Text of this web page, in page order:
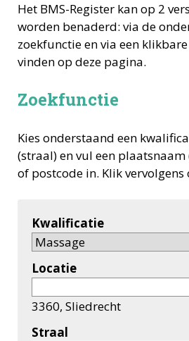
Het BMS-Register kan op 2
worden benaderd: via de
zoekfunctie en via een
vinden op deze pagina.
Zoekfunctie
Kies onderstaand een
(straal) en vul een
of postcode in. Klik vervolgens
Kwalificatie
Locatie
3360, Sliedrecht
Straal